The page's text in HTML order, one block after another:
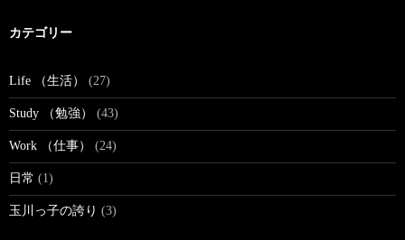
カテゴリー
Life （生活） (27)
Study （勉強） (43)
Work （仕事） (24)
日常 (1)
玉川っ子の誇り (3)